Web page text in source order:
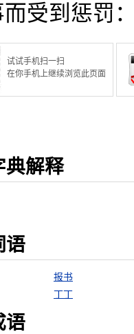
受到惩罚
试试手机扫一扫
在你手机上继续浏览此页面
典解释
语
报书
丁丁
语